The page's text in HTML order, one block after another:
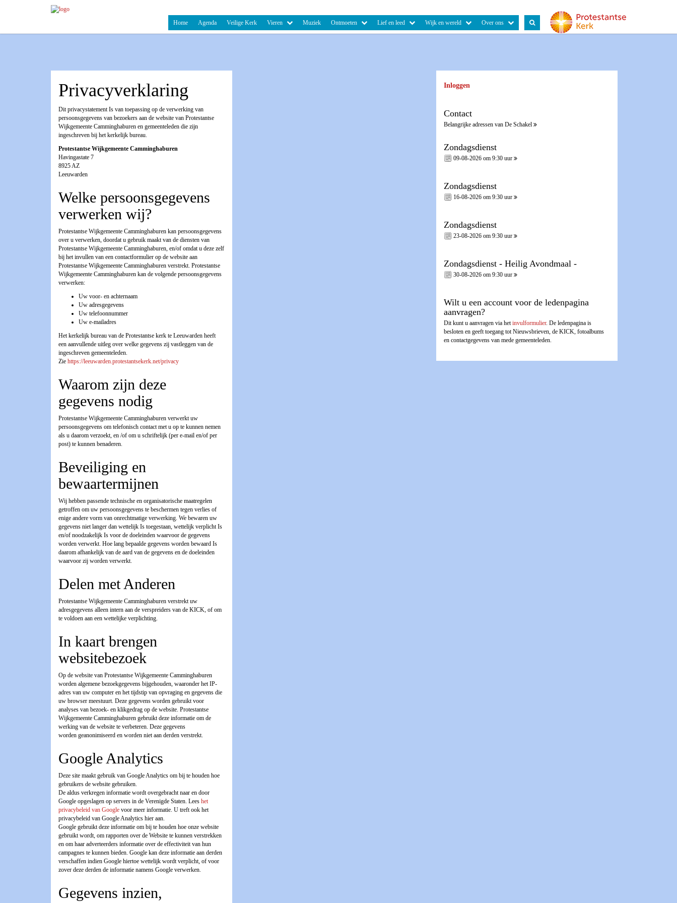
Home Agenda Veilige Kerk Vieren Muziek Ontmoeten Lief en leed Wijk en wereld Over ons
Privacyverklaring
Dit privacystatement Is van toepassing op de verwerking van
persoonsgegevens van bezoekers aan de website van Protestantse
Wijkgemeente Camminghaburen en gemeenteleden die zijn
ingeschreven bij het kerkelijk bureau.
Protestantse Wijkgemeente Camminghaburen
Havingastate 7
8925 AZ
Leeuwarden
Welke persoonsgegevens
verwerken wij?
Protestantse Wijkgemeente Camminghaburen kan persoonsgegevens
over u verwerken, doordat u gebruik maakt van de diensten van
Protestantse Wijkgemeente Camminghaburen, en/of omdat u deze zelf
bij het invullen van een contactformulier op de website aan
Protestantse Wijkgemeente Camminghaburen verstrekt. Protestantse
Wijkgemeente Camminghaburen kan de volgende persoonsgegevens
verwerken:
Uw voor- en achternaam
Uw adresgegevens
Uw telefoonnummer
Uw e-mailadres
Het kerkelijk bureau van de Protestantse kerk te Leeuwarden heeft
een aanvullende uitleg over welke gegevens zij vastleggen van de
ingeschreven gemeenteleden.
Zie https://leeuwarden.protestantsekerk.net/privacy
Waarom zijn deze
gegevens nodig
Protestantse Wijkgemeente Camminghaburen verwerkt uw
persoonsgegevens om telefonisch contact met u op te kunnen nemen
als u daarom verzoekt, en /of om u schriftelijk (per e-mail en/of per
post) te kunnen benaderen.
Beveiliging en
bewaartermijnen
Wij hebben passende technische en organisatorische maatregelen
getroffen om uw persoonsgegevens te beschermen tegen verlies of
enige andere vorm van onrechtmatige verwerking. We bewaren uw
gegevens niet langer dan wettelijk Is toegestaan, wettelijk verplicht Is
en/of noodzakelijk Is voor de doeleinden waarvoor de gegevens
worden verwerkt. Hoe lang bepaalde gegevens worden bewaard Is
daarom afhankelijk van de aard van de gegevens en de doeleinden
waarvoor zij worden verwerkt.
Delen met Anderen
Protestantse Wijkgemeente Camminghaburen verstrekt uw
adresgegevens alleen intern aan de verspreiders van de KICK, of om
te voldoen aan een wettelijke verplichting.
In kaart brengen
websitebezoek
Op de website van Protestantse Wijkgemeente Camminghaburen
worden algemene bezoekgegevens bijgehouden, waaronder het IP-
adres van uw computer en het tijdstip van opvraging en gegevens die
uw browser meestuurt. Deze gegevens worden gebruikt voor
analyses van bezoek- en klikgedrag op de website. Protestantse
Wijkgemeente Camminghaburen gebruikt deze informatie om de
werking van de website te verbeteren. Deze gegevens
worden geanonimiseerd en worden niet aan derden verstrekt.
Google Analytics
Deze site maakt gebruik van Google Analytics om bij te houden hoe
gebruikers de website gebruiken.
De aldus verkregen informatie wordt overgebracht naar en door
Google opgeslagen op servers in de Verenigde Staten. Lees het
privacybeleid van Google voor meer informatie. U treft ook het
privacybeleid van Google Analytics hier aan.
Google gebruikt deze informatie om bij te houden hoe onze website
gebruikt wordt, om rapporten over de Website te kunnen verstrekken
en om haar adverteerders informatie over de effectiviteit van hun
campagnes te kunnen bieden. Google kan deze informatie aan derden
verschaffen indien Google hiertoe wettelijk wordt verplicht, of voor
zover deze derden de informatie namens Google verwerken.
Gegevens inzien,
Inloggen
Contact
Belangrijke adressen van De Schakel
Zondagsdienst
09-08-2026 om 9:30 uur
Zondagsdienst
16-08-2026 om 9:30 uur
Zondagsdienst
23-08-2026 om 9:30 uur
Zondagsdienst - Heilig Avondmaal -
30-08-2026 om 9:30 uur
Wilt u een account voor de ledenpagina
aanvragen?
Dit kunt u aanvragen via hetinvulformulier. De ledenpagina is
besloten en geeft toegang tot Nieuwsbrieven, de KICK, fotoalbums
en contactgegevens van mede gemeenteleden.